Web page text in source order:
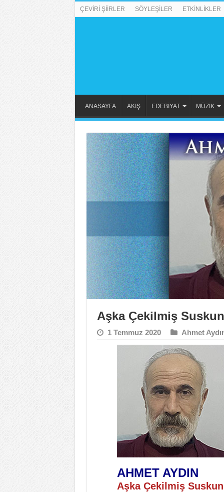
ÇEVİRİ ŞİİRLER SÖYLEŞİLER ETKİNLİKLER
ANASAYFA AKIŞ EDEBİYAT MÜZİK
Aşka Çekilmiş
1 Temmuz 2020 Ahmet
AHMET AYDIN
Aşka Çekilmiş